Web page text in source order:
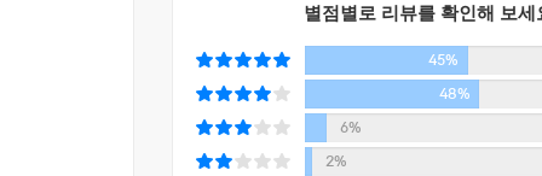
많은 서점직원들이니 만큼 ‘사전편집부’라는
넘는 사람들의 모습, 인간에 대한 사랑 등에 큰 점
“말이라는 것을 통해 어떻게 희망을 전할 수
별점별로 리뷰를 확인해 보세
45%
48%
6%
2%